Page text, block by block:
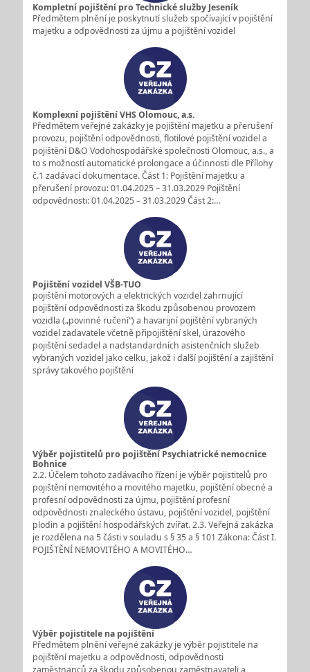
Kompletní pojištění pro Technické služby Jeseník
Předmětem plnění je poskytnutí služeb spočívající v pojištění
majetku a odpovědnosti za újmu a pojištění vozidel
Komplexní pojištění VHS Olomouc, a.s.
Předmětem veřejné zakázky je pojištění majetku a přerušení
provozu, pojištění odpovědnosti, flotilové pojištění vozidel a
pojištění D&O Vodohospodářské společnosti Olomouc, a.s., a
to s možností automatické prolongace a účinnosti dle Přílohy
č.1 zadávací dokumentace. Část 1: Pojištění majetku a
přerušení provozu: 01.04.2025 – 31.03.2029 Pojištění
odpovědnosti: 01.04.2025 – 31.03.2029 Část 2:…
Pojištění vozidel VŠB-TUO
pojištění motorových a elektrických vozidel zahrnující
pojištění odpovědnosti za škodu způsobenou provozem
vozidla („povinné ručení“) a havarijní pojištění vybraných
vozidel zadavatele včetně připojištění skel, úrazového
pojištění sedadel a nadstandardních asistenčních služeb
vybraných vozidel jako celku, jakož i další pojištění a zajištění
správy takového pojištění
Výběr pojistitelů pro pojištění Psychiatrické nemocnice
Bohnice
2.2. Účelem tohoto zadávacího řízení je výběr pojistitelů pro
pojištění nemovitého a movitého majetku, pojištění obecné a
profesní odpovědnosti za újmu, pojištění profesní
odpovědnosti znaleckého ústavu, pojištění vozidel, pojištění
plodin a pojištění hospodářských zvířat. 2.3. Veřejná zakázka
je rozdělena na 5 části v souladu s § 35 a § 101 Zákona: Část I.
POJIŠTĚNÍ NEMOVITÉHO A MOVITÉHO…
Výběr pojistitele na pojištění
Předmětem plnění veřejné zakázky je výběr pojistitele na
pojištění majetku a odpovědnosti, odpovědnosti
zaměstnanců za škodu způsobenou zaměstnavateli a